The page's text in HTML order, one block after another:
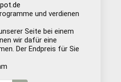
und verdienen
Seite bei einem
wir dafür eine
Der Endpreis für Sie